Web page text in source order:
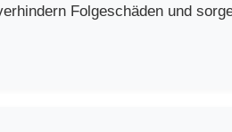
Folgeschäden und